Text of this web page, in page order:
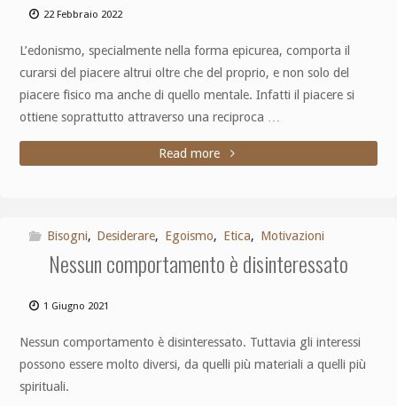
22 Febbraio 2022
L’edonismo, specialmente nella forma epicurea, comporta il
curarsi del piacere altrui oltre che del proprio, e non solo del
piacere fisico ma anche di quello mentale. Infatti il piacere si
ottiene soprattutto attraverso una reciproca …
Read more
Bisogni, Desiderare, Egoismo, Etica, Motivazioni
Nessun comportamento è disinteressato
1 Giugno 2021
Nessun comportamento è disinteressato. Tuttavia gli interessi
possono essere molto diversi, da quelli più materiali a quelli più
spirituali.